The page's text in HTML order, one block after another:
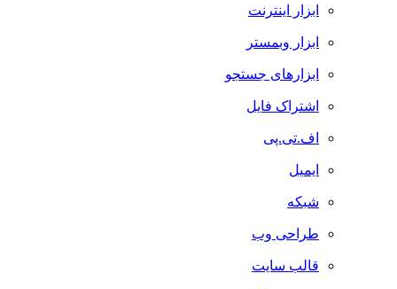
ابزار اینترنت
ابزار وبمستر
ابزارهای جستجو
اشتراک فایل
اف.تی.پی
ایمیل
شبکه
طراحی وب
قالب سایت